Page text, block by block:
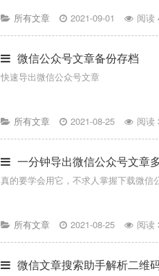
所有文章 2021-09-01 阅读
微信公众号文章备份存档
快速导出微信公众号文章
所有文章 2021-08-25 阅读
一分钟导出微信公众号文章
真的要学会用它，不求人掌握下载微信
所有文章 2021-08-25 阅读
微信文章搜索助手解析二维